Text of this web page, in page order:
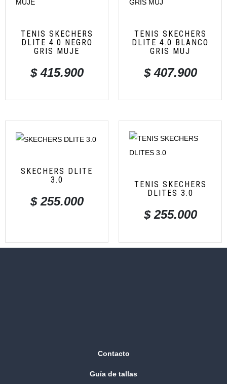
TENIS SKECHERS
DLITE 4.0 NEGRO
GRIS MUJE
$415.900
TENIS SKECHERS
DLITE 4.0 BLANCO
GRIS MUJ
$407.900
SKECHERS DLITE
3.0
$255.000
TENIS SKECHERS
DLITES 3.0
$255.000
Contacto
Guía de tallas